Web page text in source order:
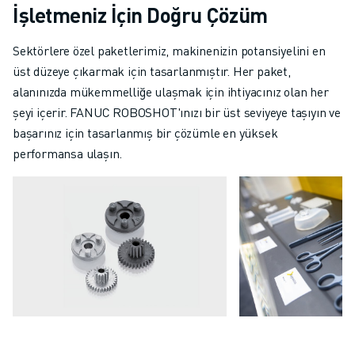
İşletmeniz İçin Doğru Çözüm
Sektörlere özel paketlerimiz, makinenizin potansiyelini en
üst düzeye çıkarmak için tasarlanmıştır. Her paket,
alanınızda mükemmelliğe ulaşmak için ihtiyacınız olan her
şeyi içerir. FANUC ROBOSHOT'ınızı bir üst seviyeye taşıyın ve
başarınız için tasarlanmış bir çözümle en yüksek
performansa ulaşın.